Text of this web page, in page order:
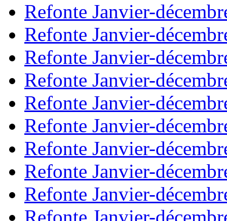
Refonte Janvier-
Refonte Janvier-
Refonte Janvier-
Refonte Janvier-
Refonte Janvier-
Refonte Janvier-
Refonte Janvier-
Refonte Janvier-
Refonte Janvier-